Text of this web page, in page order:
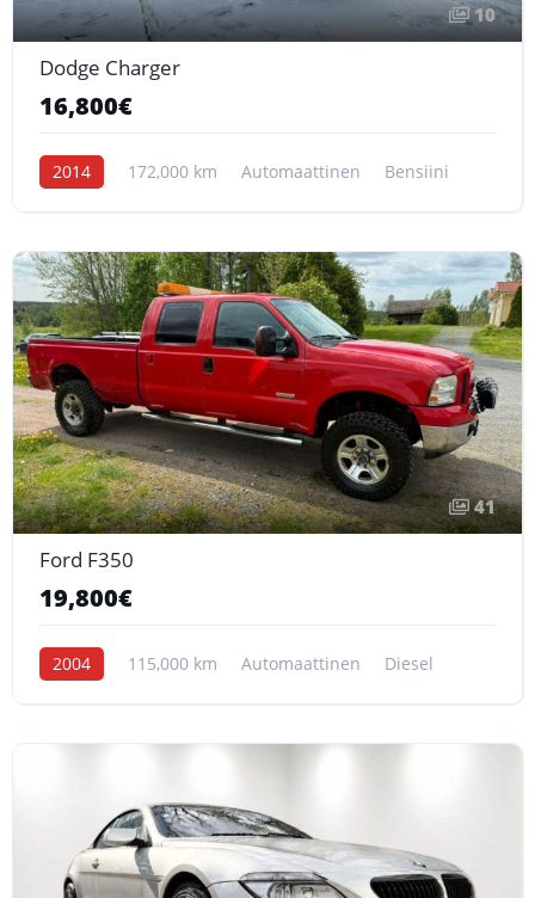
10
Dodge Charger
16,800€
2014 172,000 km Automaattinen Bensiini
41
Ford F350
19,800€
2004 115,000 km Automaattinen Diesel